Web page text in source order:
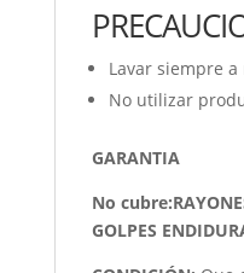
Lavar siempre a
No utilizar
GARANTIA
No
GOLPES